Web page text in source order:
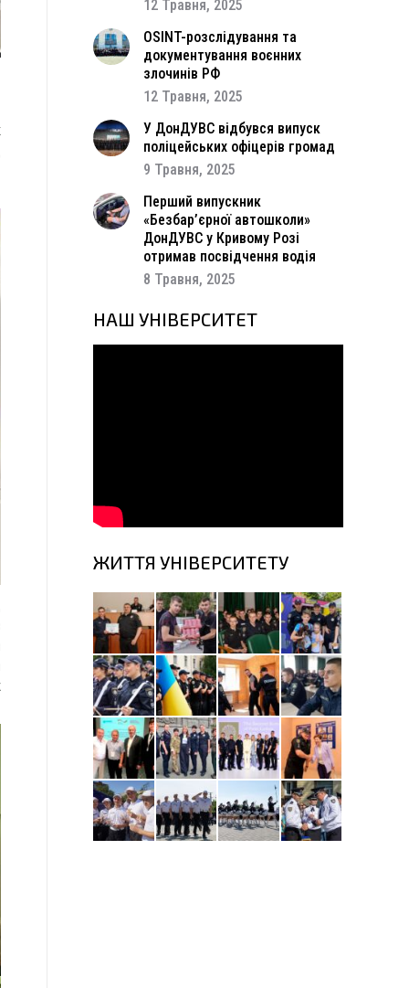
12 Травня, 2025
OSINT-розслідування та
документування воєнних
злочинів РФ
12 Травня, 2025
У ДонДУВС відбувся випуск
поліцейських офіцерів громад
9 Травня, 2025
Перший випускник
«Безбар’єрної автошколи»
ДонДУВС у Кривому Розі
отримав посвідчення водія
8 Травня, 2025
НАШ УНІВЕРСИТЕТ
ЖИТТЯ УНІВЕРСИТЕТУ